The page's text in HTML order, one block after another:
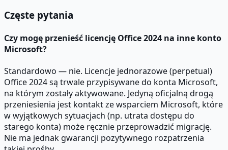
Częste pytania
Czy mogę przenieść licencję Office 2024 na inne konto
Microsoft?
Standardowo — nie. Licencje jednorazowe (perpetual)
Office 2024 są trwale przypisywane do konta Microsoft,
na którym zostały aktywowane. Jedyną oficjalną drogą
przeniesienia jest kontakt ze wsparciem Microsoft, które
w wyjątkowych sytuacjach (np. utrata dostępu do
starego konta) może ręcznie przeprowadzić migrację.
Nie ma jednak gwarancji pozytywnego rozpatrzenia